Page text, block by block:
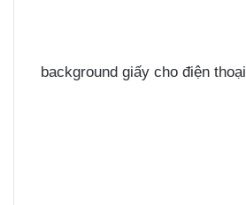
background giấy cho điện thoại